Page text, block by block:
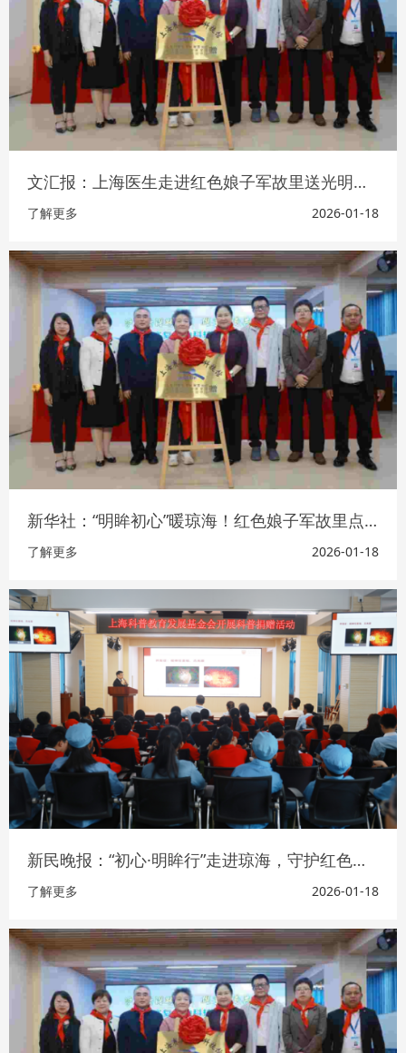
文汇报：上海医生走进红色娘子军故里送光明，沪琼眼健康合作迈出新步伐
了解更多 2026-01-18
新华社：“明眸初心”暖琼海！红色娘子军故里点亮儿童眼健康之光
了解更多 2026-01-18
新民晚报：“初心·明眸行”走进琼海，守护红色故里儿童眼健康
了解更多 2026-01-18